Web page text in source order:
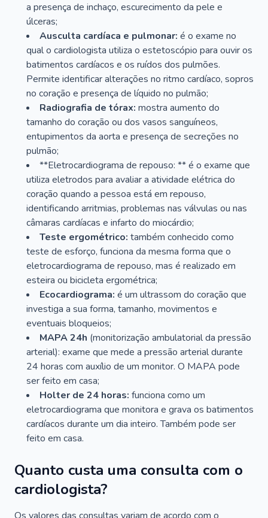
a presença de inchaço, escurecimento da pele e
úlceras;
Ausculta cardíaca e pulmonar: é o exame no
qual o cardiologista utiliza o estetoscópio para ouvir os
batimentos cardíacos e os ruídos dos pulmões.
Permite identificar alterações no ritmo cardíaco, sopros
no coração e presença de líquido no pulmão;
Radiografia de tórax: mostra aumento do
tamanho do coração ou dos vasos sanguíneos,
entupimentos da aorta e presença de secreções no
pulmão;
**Eletrocardiograma de repouso: ** é o exame que
utiliza eletrodos para avaliar a atividade elétrica do
coração quando a pessoa está em repouso,
identificando arritmias, problemas nas válvulas ou nas
câmaras cardíacas e infarto do miocárdio;
Teste ergométrico: também conhecido como
teste de esforço, funciona da mesma forma que o
eletrocardiograma de repouso, mas é realizado em
esteira ou bicicleta ergométrica;
Ecocardiograma: é um ultrassom do coração que
investiga a sua forma, tamanho, movimentos e
eventuais bloqueios;
MAPA 24h (monitorização ambulatorial da pressão
arterial): exame que mede a pressão arterial durante
24 horas com auxílio de um monitor. O MAPA pode
ser feito em casa;
Holter de 24 horas: funciona como um
eletrocardiograma que monitora e grava os batimentos
cardíacos durante um dia inteiro. Também pode ser
feito em casa.
Quanto custa uma consulta com o
cardiologista?